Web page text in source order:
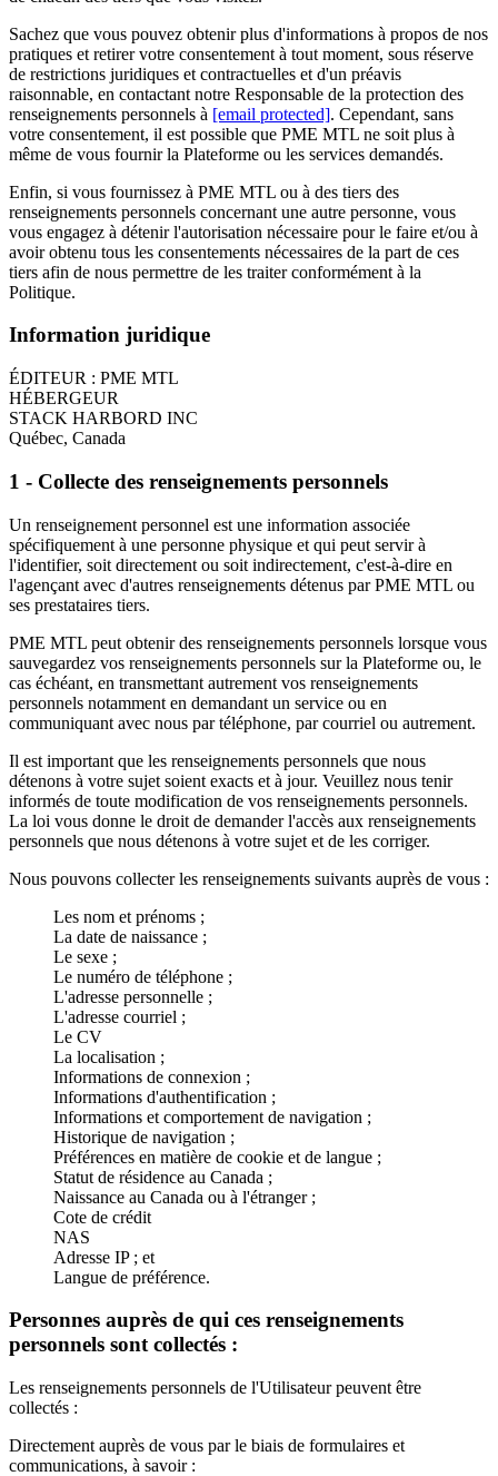
Sachez que vous pouvez obtenir plus d'informations à propos de nos
pratiques et retirer votre consentement à tout moment, sous réserve
de restrictions juridiques et contractuelles et d'un préavis
raisonnable, en contactant notre Responsable de la protection des
renseignements personnels à [email protected]. Cependant, sans
votre consentement, il est possible que PME MTL ne soit plus à
même de vous fournir la Plateforme ou les services demandés.
Enfin, si vous fournissez à PME MTL ou à des tiers des
renseignements personnels concernant une autre personne, vous
vous engagez à détenir l'autorisation nécessaire pour le faire et/ou à
avoir obtenu tous les consentements nécessaires de la part de ces
tiers afin de nous permettre de les traiter conformément à la
Politique.
Information juridique
ÉDITEUR : PME MTL
HÉBERGEUR
STACK HARBORD INC
Québec, Canada
1 - Collecte des renseignements personnels
Un renseignement personnel est une information associée
spécifiquement à une personne physique et qui peut servir à
l'identifier, soit directement ou soit indirectement, c'est-à-dire en
l'agençant avec d'autres renseignements détenus par PME MTL ou
ses prestataires tiers.
PME MTL peut obtenir des renseignements personnels lorsque vous
sauvegardez vos renseignements personnels sur la Plateforme ou, le
cas échéant, en transmettant autrement vos renseignements
personnels notamment en demandant un service ou en
communiquant avec nous par téléphone, par courriel ou autrement.
Il est important que les renseignements personnels que nous
détenons à votre sujet soient exacts et à jour. Veuillez nous tenir
informés de toute modification de vos renseignements personnels.
La loi vous donne le droit de demander l'accès aux renseignements
personnels que nous détenons à votre sujet et de les corriger.
Nous pouvons collecter les renseignements suivants auprès de vous :
Les nom et prénoms ;
La date de naissance ;
Le sexe ;
Le numéro de téléphone ;
L'adresse personnelle ;
L'adresse courriel ;
Le CV
La localisation ;
Informations de connexion ;
Informations d'authentification ;
Informations et comportement de navigation ;
Historique de navigation ;
Préférences en matière de cookie et de langue ;
Statut de résidence au Canada ;
Naissance au Canada ou à l'étranger ;
Cote de crédit
NAS
Adresse IP ; et
Langue de préférence.
Personnes auprès de qui ces renseignements
personnels sont collectés :
Les renseignements personnels de l'Utilisateur peuvent être
collectés :
Directement auprès de vous par le biais de formulaires et
communications, à savoir :